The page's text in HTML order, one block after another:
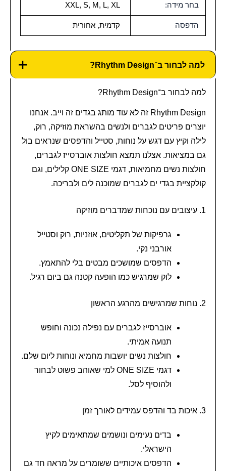
בחר מידה: XXL, S, M, L, XL
הדפסה קדמית, אחורית
למה לבחור ב־Rhythm Design?
למה לבחור ב־Rhythm Design?
Rhythm Design זה לא עוד מותג בגדים זה וייב. אנחנו
יוצרים פריטים לגברים ולנשים בהשראת מוזיקה, רוק,
לילה וקיץ עם דגש על נוחות, סטייל והדפסים שנראים בול
גם במציאות. אצלנו תמצא חולצות אוברסייז לגברים,
חולצות נשים מחמיאות, דגמי ONE SIZE קלילים, וגם
קולקציית בגדי ים לגברים שמוכנה לים ולבריכה.
1. עיצובים עם נוכחות שמדברים מוזיקה
גרפיקות של תקליטים, אוזניות, רוק וסטייל
אורבני נקי.
הדפסים שמושכים מבטים בלי להתאמץ.
לוק שמרגיש כמו הופעה קטנה גם ביום רגיל.
2. נוחות שמרגישים מהרגע הראשון
אוברסייז לגברים עם נפילה נכונה וחופש
תנועה אמיתי.
חולצות נשים יושבות מחמיא ונוחות ליום שלם.
דגמי ONE SIZE למי שאוהב פשוט לבחור
ולהוסיף לסל.
3. איכות בד והדפס עמידים לאורך זמן
בדים נעימים ונושמים שמתאימים לקיץ
הישראלי.
הדפסים איכותיים ששומרים על מראה חד גם